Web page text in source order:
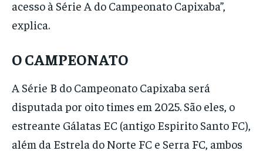
acesso à Série A do Campeonato Capixaba”,
explica.
O CAMPEONATO
A Série B do Campeonato Capixaba será
disputada por oito times em 2025. São eles, o
estreante Gálatas EC (antigo Espirito Santo FC),
além da Estrela do Norte FC e Serra FC, ambos